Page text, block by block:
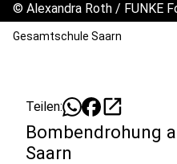
© Alexandra Roth / FUNKE
Gesamtschule Saarn
Teilen: open_in_new
Bombendrohung
Saarn